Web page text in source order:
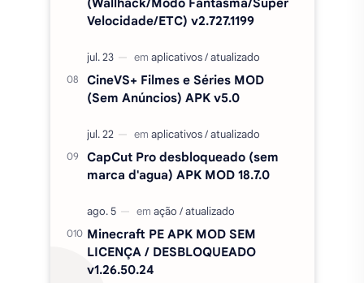
CapCut Pro desbloqueado (sem
marca d'agua) APK MOD 18.7.0
Minecraft PE APK MOD SEM
LICENÇA / DESBLOQUEADO
Categorias
simulação ação aventura
corrida estratégia